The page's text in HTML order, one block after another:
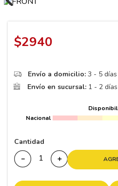
$2940
Envío a domicilio: 3 - 5 días
Envío en sucursal: 1 - 2 días
Nacional
Cantidad
＋
－